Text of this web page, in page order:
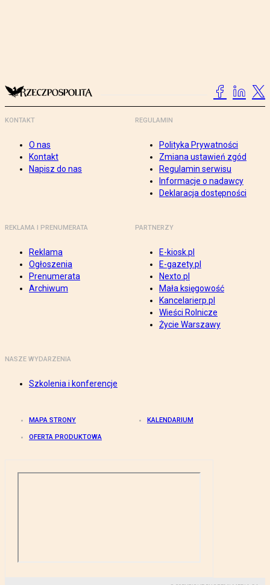
KONTAKT
O nas
Kontakt
Napisz do nas
REGULAMIN
Polityka Prywatności
Zmiana ustawień zgód
Regulamin serwisu
Informacje o nadawcy
Deklaracja dostępności
REKLAMA I PRENUMERATA
Reklama
Ogłoszenia
Prenumerata
Archiwum
PARTNERZY
E-kiosk.pl
E-gazety.pl
Nexto.pl
Mała księgowość
Kancelarierp.pl
Wieści Rolnicze
Życie Warszawy
NASZE WYDARZENIA
Szkolenia i konferencje
MAPA STRONY KALENDARIUM
OFERTA PRODUKTOWA